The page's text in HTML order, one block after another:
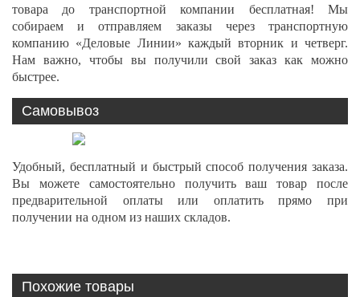
товара до транспортной компании бесплатная! Мы
собираем и отправляем заказы через транспортную
компанию «Деловые Линии» каждый вторник и четверг.
Нам важно, чтобы вы получили свой заказ как можно
быстрее.
Самовывоз
Удобный, бесплатный и быстрый способ получения заказа.
Вы можете самостоятельно получить ваш товар после
предварительной оплаты или оплатить прямо при
получении на одном из наших складов.
Похожие товары